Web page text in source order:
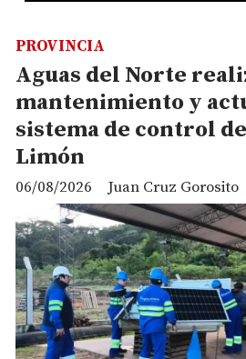
Aguas del Norte
mantenimiento y
sistema de control
Limón
Juan Cruz Gorosito
PROVINCIA
06/08/2026